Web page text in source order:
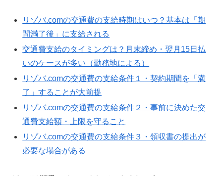
リゾバ.comの交通費の支給時期はいつ？基本は「期
間満了後」に支給される
交通費支給のタイミングは？月末締め・翌月15日払
いのケースが多い（勤務地による）
リゾバ.comの交通費の支給条件１・契約期間を「満
了」することが大前提
リゾバ.comの交通費の支給条件２・事前に決めた交
通費支給額・上限を守ること
リゾバ.comの交通費の支給条件３・領収書の提出が
必要な場合がある